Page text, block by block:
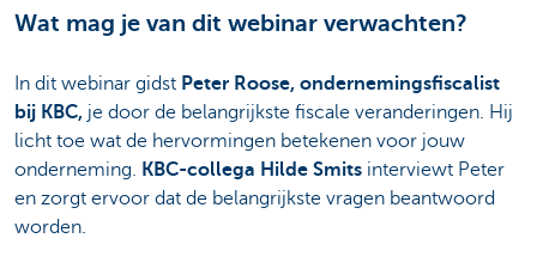
Wat mag je van dit webinar verwachten?
In dit webinar gidst Peter Roose, ondernemingsfiscalist
bij KBC, je door de belangrijkste fiscale veranderingen. Hij
licht toe wat de hervormingen betekenen voor jouw
onderneming. KBC-collega Hilde Smits interviewt Peter
en zorgt ervoor dat de belangrijkste vragen beantwoord
worden.